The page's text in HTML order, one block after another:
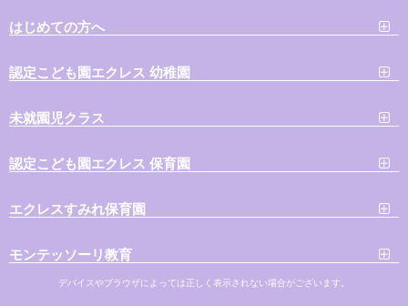
はじめての方へ
認定こども園エクレス 幼稚園
未就園児クラス
認定こども園エクレス 保育園
エクレスすみれ保育園
モンテッソーリ教育
デバイスやブラウザによっては正しく表示されない場合がございます。